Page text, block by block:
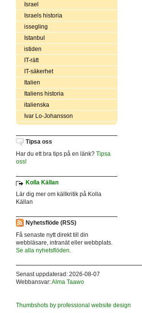
Israel
Israels historia
issegling
Istanbul
istiden
IT-rätt
IT-säkerhet
Italien
Italiens historia
italienska
Ivar Lo-Johansson
Tipsa oss
Har du ett bra tips på en länk? Tipsa
oss!
Kolla Källan
Lär dig mer om källkritik på Kolla
Källan
Nyhetsflöde (RSS)
Få senaste nytt direkt till din
webbläsare, intranät eller webbplats.
Se alla nyhetsflöden.
Senast uppdaterad: 2026-08-07
Webbansvar:Alma Taawo
Thumbshots by professional website design